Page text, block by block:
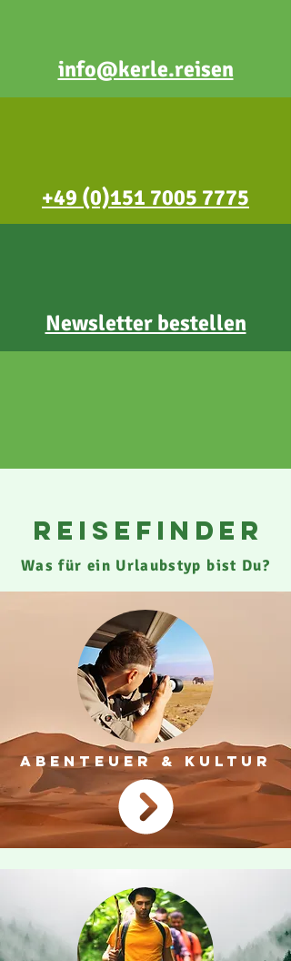
info@kerle.reisen
+49 (0)151 7005 7775
Newsletter bestellen
reisefinder
Was für ein Urlaubstyp bist Du?
ABENTEUER & KULTUR